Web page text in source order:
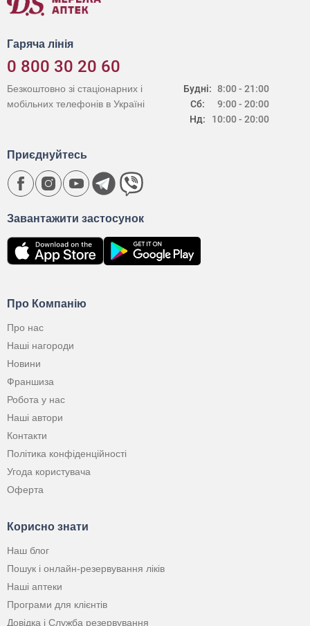
Гаряча лінія
0 800 30 20 60
Будні:
Сб:
Нд:
8:00 - 21:00
9:00 - 20:00
10:00 - 20:00
Безкоштовно зі стаціонарних і
мобільних телефонів в Україні
Про Компанію
Про нас
Наші нагороди
Новини
Франшиза
Робота у нас
Наші автори
Контакти
Політика конфіденційності
Угода користувача
Оферта
Корисно знати
Наш блог
Пошук і онлайн-резервування ліків
Наші аптеки
Програми для клієнтів
Довідка і Служба резервування
Завантажити застосунок
Приєднуйтесь